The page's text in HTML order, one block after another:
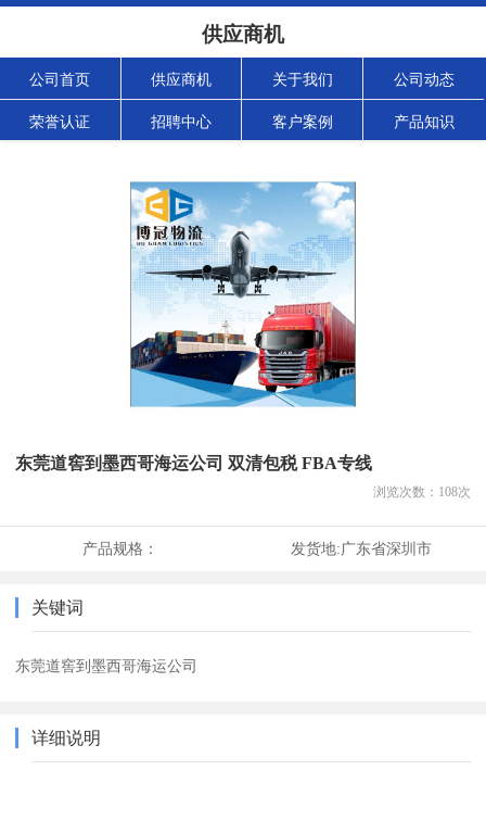
供应商机
公司首页 供应商机 关于我们 公司动态
荣誉认证 招聘中心 客户案例 产品知识
东莞道窖到墨西哥海运公司 双清包税 FBA专线
浏览次数： 108次
产品规格： 发货地:广东省深圳市
关键词
东莞道窖到墨西哥海运公司
详细说明